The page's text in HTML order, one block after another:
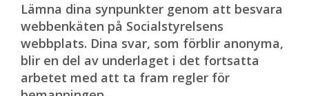
Lämna dina synpunkter genom att besvara
webbenkäten på Socialstyrelsens
webbplats. Dina svar, som förblir anonyma,
blir en del av underlaget i det fortsatta
arbetet med att ta fram regler för